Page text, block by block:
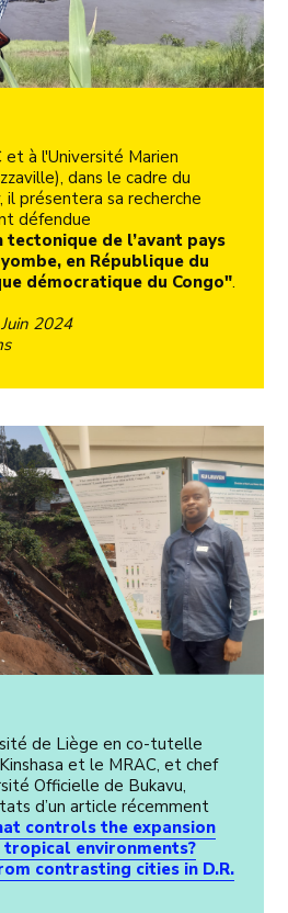
à l'Université Marien
dans le cadre du
présentera sa recherche
défendue
de l’avant pays
en République du
démocratique du Congo".
2024
de Liège en co-tutelle
et le MRAC, et chef
Officielle de Bukavu,
d’un article récemment
controls the expansion
environments?
contrasting cities in D.R.